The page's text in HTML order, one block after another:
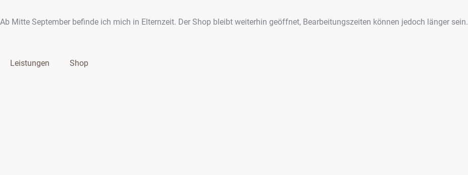
Inhalt
Ab Mitte September befinde ich mich in Elternzeit. Der Shop bleibt weiterhin geöffnet, Bearbeitungszeiten können jedoch länger sein.
Leistungen Shop